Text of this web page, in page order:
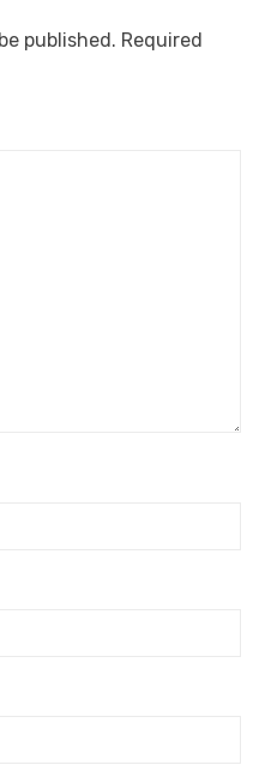
published. Required